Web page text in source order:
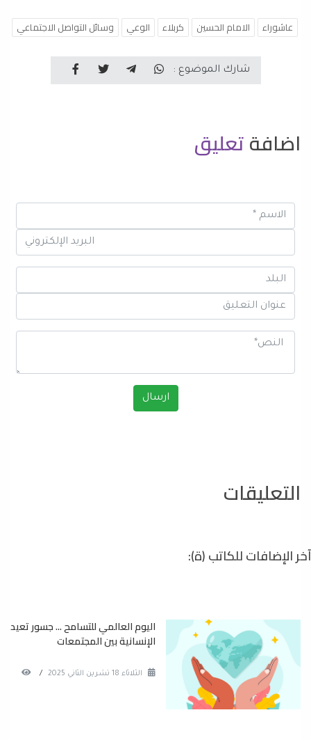
عاشوراء الامام الحسين كربلاء الوعي وسائل التواصل الاجتماعي
شارك الموضوع :
اضافةتعليق
التعليقات
آخر الإضافات للكاتب (ة):
اليوم العالمي للتسامح ... جسور تعيد
الإنسانية بين المجتمعات
الثلاثاء 18 تشرين الثاني 2025 /